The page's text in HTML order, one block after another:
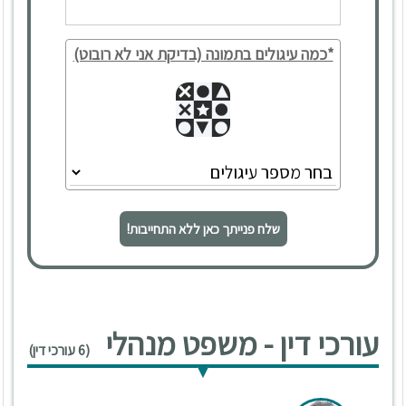
*כמה עיגולים בתמונה (בדיקת אני לא רובוט)
שלח פנייתך כאן ללא התחייבות!
עורכי דין - משפט מנהלי (6 עורכי דין)